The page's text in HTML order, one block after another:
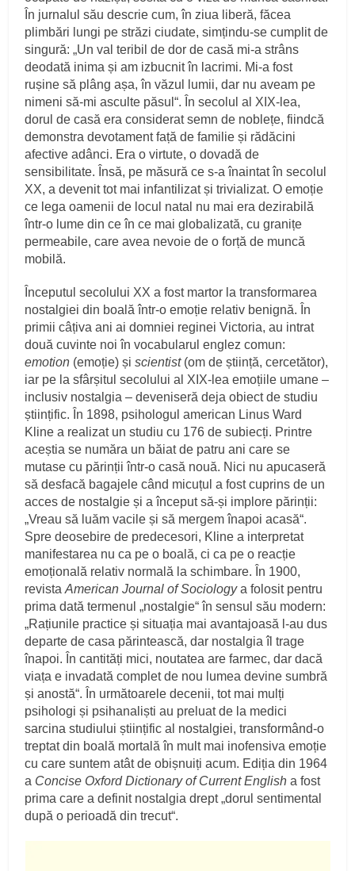
În jurnalul său descrie cum, în ziua liberă, făcea
plimbări lungi pe străzi ciudate, simțindu‑se cumplit de
singură: „Un val teribil de dor de casă mi‑a strâns
deodată inima și am izbucnit în lacrimi. Mi‑a fost
rușine să plâng așa, în văzul lumii, dar nu aveam pe
nimeni să‑mi asculte păsul“. În secolul al XIX‑lea,
dorul de casă era considerat semn de noblețe, fiindcă
demonstra devotament față de familie și rădăcini
afective adânci. Era o virtute, o dovadă de
sensibilitate. Însă, pe măsură ce s-a înaintat în secolul
XX, a devenit tot mai infantilizat și trivializat. O emoție
ce lega oamenii de locul natal nu mai era dezirabilă
într‑o lume din ce în ce mai globalizată, cu granițe
permeabile, care avea nevoie de o forță de muncă
mobilă.
Începutul secolului XX a fost martor la transformarea
nostalgiei din boală într‑o emoție relativ benignă. În
primii câțiva ani ai domniei reginei Victoria, au intrat
două cuvinte noi în vocabularul englez comun:
emotion (emoție) șiscientist(om de știință, cercetător),
iar pe la sfârșitul secolului al XIX‑lea emoțiile umane –
inclusiv nostalgia – deveniseră deja obiect de studiu
științific. În 1898, psihologul american Linus Ward
Kline a realizat un studiu cu 176 de subiecți. Printre
aceștia se număra un băiat de patru ani care se
mutase cu părinții într‑o casă nouă. Nici nu apucaseră
să desfacă bagajele când micuțul a fost cuprins de un
acces de nostalgie și a început să‑și implore părinții:
„Vreau să luăm vacile și să mergem înapoi acasă“.
Spre deosebire de predecesori, Kline a interpretat
manifestarea nu ca pe o boală, ci ca pe o reacție
emoțională relativ normală la schimbare. În 1900,
revistaAmerican Journal of Sociologya folosit pentru
prima dată termenul „nostalgie“ în sensul său modern:
„Rațiunile practice și situația mai avantajoasă l‑au dus
departe de casa părintească, dar nostalgia îl trage
înapoi. În cantități mici, noutatea are farmec, dar dacă
viața e invadată complet de nou lumea devine sumbră
și anostă“. În următoarele decenii, tot mai mulți
psihologi și psihanaliști au preluat de la medici
sarcina studiului științific al nostalgiei, transformând‑o
treptat din boală mortală în mult mai inofensiva emoție
cu care suntem atât de obișnuiți acum. Ediția din 1964
a Concise Oxford Dictionary of Current English a fost
prima care a definit nostalgia drept „dorul sentimental
după o perioadă din trecut“.